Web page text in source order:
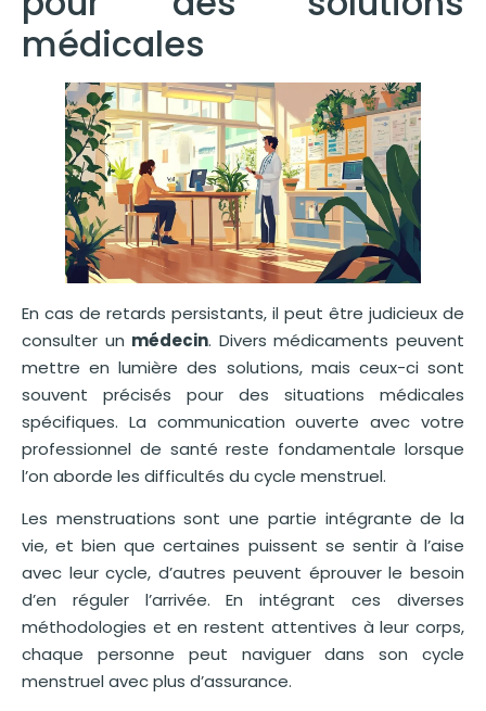
médicales
En cas de retards persistants, il peut être judicieux de
consulter un médecin. Divers médicaments peuvent
mettre en lumière des solutions, mais ceux-ci sont
souvent précisés pour des situations médicales
spécifiques. La communication ouverte avec votre
professionnel de santé reste fondamentale lorsque
l’on aborde les difficultés du cycle menstruel.
Les menstruations sont une partie intégrante de la
vie, et bien que certaines puissent se sentir à l’aise
avec leur cycle, d’autres peuvent éprouver le besoin
d’en réguler l’arrivée. En intégrant ces diverses
méthodologies et en restent attentives à leur corps,
chaque personne peut naviguer dans son cycle
menstruel avec plus d’assurance.